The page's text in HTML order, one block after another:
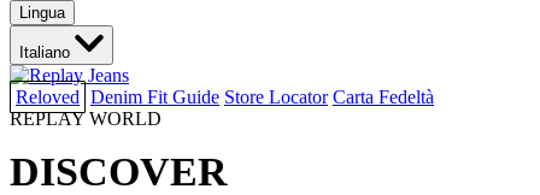
Lingua
Italiano
Reloved Denim Fit Guide Store Locator Carta Fedeltà
REPLAY WORLD
DISCOVER